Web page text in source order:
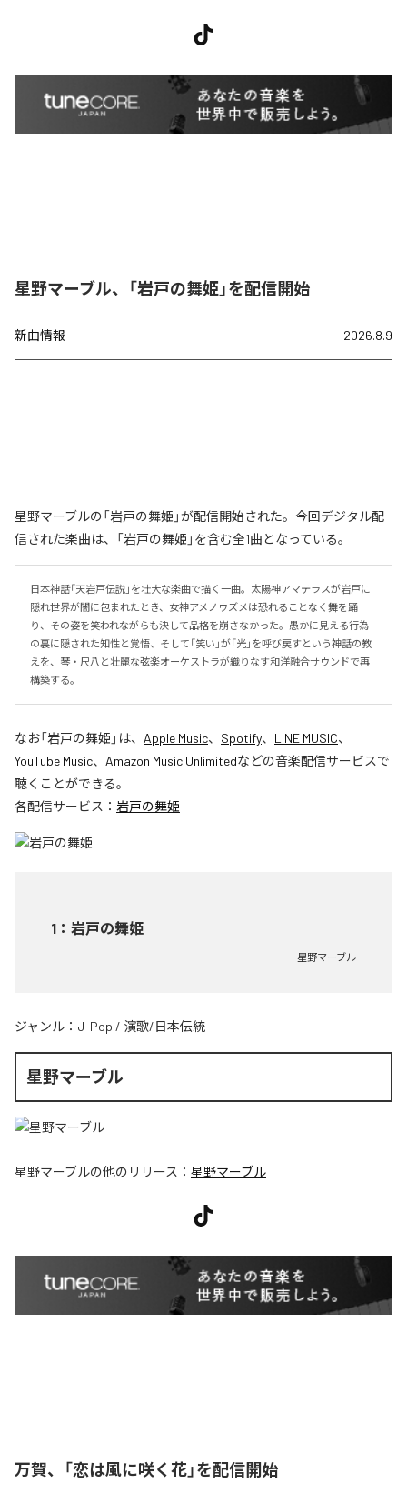
星野マーブル、「岩戸の舞姫」を配信開始
新曲情報 2026.8.9
星野マーブルの「岩戸の舞姫」が配信開始された。今回デジタル配
信された楽曲は、「岩戸の舞姫」を含む全1曲となっている。
日本神話「天岩戸伝説」を壮大な楽曲で描く一曲。太陽神アマテラスが岩戸に
隠れ世界が闇に包まれたとき、女神アメノウズメは恐れることなく舞を踊
り、その姿を笑われながらも決して品格を崩さなかった。愚かに見える行為
の裏に隠された知性と覚悟、そして「笑い」が「光」を呼び戻すという神話の教
えを、琴・尺八と壮麗な弦楽オーケストラが織りなす和洋融合サウンドで再
構築する。
なお「岩戸の舞姫 」は、 Apple Music、 Spotify、 LINE MUSIC、
YouTube Music、 Amazon Music Unlimitedなどの音楽配信サービスで
聴くことができる。
各配信サービス： 岩戸の舞姫
1 ： 岩戸の舞姫
星野マーブル
ジャンル： J-Pop / 演歌/日本伝統
星野マーブル
星野マーブルの他のリリース： 星野マーブル
万賀、「恋は風に咲く花」を配信開始